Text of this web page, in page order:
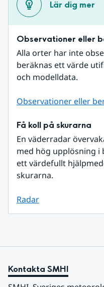
Lär dig mer
Observationer eller
Alla orter har inte
beräknas ett värde
och modelldata.
Observationer eller
Få koll på skurarna
En väderradar
med hög upplösning i
ett värdefullt
skurarna.
Radar
Kontakta SMHI